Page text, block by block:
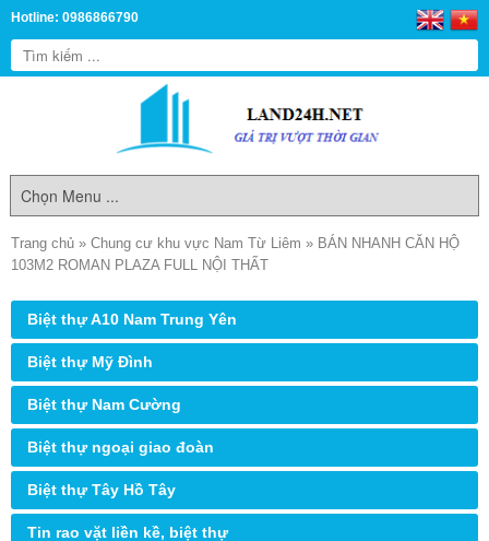
Hotline: 0986866790
Trang chủ » Chung cư khu vực Nam Từ Liêm » BÁN NHANH CĂN HỘ
103M2 ROMAN PLAZA FULL NỘI THẤT
Biệt thự A10 Nam Trung Yên
Biệt thự Mỹ Đình
Biệt thự Nam Cường
Biệt thự ngoại giao đoàn
Biệt thự Tây Hồ Tây
Tin rao vặt liền kề, biệt thự